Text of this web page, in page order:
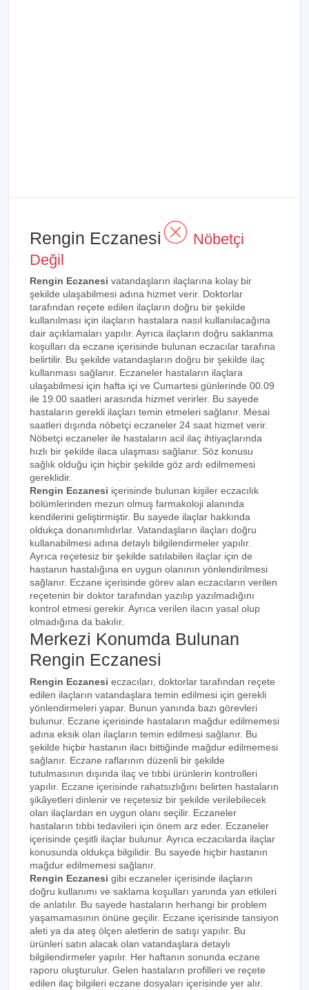
Rengin Eczanesi
Nöbetçi
Değil
Rengin Eczanesi vatandaşların ilaçlarına kolay bir
şekilde ulaşabilmesi adına hizmet verir. Doktorlar
tarafından reçete edilen ilaçların doğru bir şekilde
kullanılması için ilaçların hastalara nasıl kullanılacağına
dair açıklamaları yapılır. Ayrıca ilaçların doğru saklanma
koşulları da eczane içerisinde bulunan eczacılar tarafına
belirtilir. Bu şekilde vatandaşların doğru bir şekilde ilaç
kullanması sağlanır. Eczaneler hastaların ilaçlara
ulaşabilmesi için hafta içi ve Cumartesi günlerinde 00.09
ile 19.00 saatleri arasında hizmet verirler. Bu sayede
hastaların gerekli ilaçları temin etmeleri sağlanır. Mesai
saatleri dışında nöbetçi eczaneler 24 saat hizmet verir.
Nöbetçi eczaneler ile hastaların acil ilaç ihtiyaçlarında
hızlı bir şekilde ilaca ulaşması sağlanır. Söz konusu
sağlık olduğu için hiçbir şekilde göz ardı edilmemesi
gereklidir.
Rengin Eczanesi içerisinde bulunan kişiler eczacılık
bölümlerinden mezun olmuş farmakoloji alanında
kendilerini geliştirmiştir. Bu sayede ilaçlar hakkında
oldukça donanımlıdırlar. Vatandaşların ilaçları doğru
kullanabilmesi adına detaylı bilgilendirmeler yapılır.
Ayrıca reçetesiz bir şekilde satılabilen ilaçlar için de
hastanın hastalığına en uygun olanının yönlendirilmesi
sağlanır. Eczane içerisinde görev alan eczacıların verilen
reçetenin bir doktor tarafından yazılıp yazılmadığını
kontrol etmesi gerekir. Ayrıca verilen ilacın yasal olup
olmadığına da bakılır.
Merkezi Konumda Bulunan
Rengin Eczanesi
Rengin Eczanesi eczacıları, doktorlar tarafından reçete
edilen ilaçların vatandaşlara temin edilmesi için gerekli
yönlendirmeleri yapar. Bunun yanında bazı görevleri
bulunur. Eczane içerisinde hastaların mağdur edilmemesi
adına eksik olan ilaçların temin edilmesi sağlanır. Bu
şekilde hiçbir hastanın ilacı bittiğinde mağdur edilmemesi
sağlanır. Eczane raflarının düzenli bir şekilde
tutulmasının dışında ilaç ve tıbbi ürünlerin kontrolleri
yapılır. Eczane içerisinde rahatsızlığını belirten hastaların
şikâyetleri dinlenir ve reçetesiz bir şekilde verilebilecek
olan ilaçlardan en uygun olanı seçilir. Eczaneler
hastaların tıbbi tedavileri için önem arz eder. Eczaneler
içerisinde çeşitli ilaçlar bulunur. Ayrıca eczacılarda ilaçlar
konusunda oldukça bilgilidir. Bu sayede hiçbir hastanın
mağdur edilmemesi sağlanır.
Rengin Eczanesi gibi eczaneler içerisinde ilaçların
doğru kullanımı ve saklama koşulları yanında yan etkileri
de anlatılır. Bu sayede hastaların herhangi bir problem
yaşamamasının önüne geçilir. Eczane içerisinde tansiyon
aleti ya da ateş ölçen aletlerin de satışı yapılır. Bu
ürünleri satın alacak olan vatandaşlara detaylı
bilgilendirmeler yapılır. Her haftanın sonunda eczane
raporu oluşturulur. Gelen hastaların profilleri ve reçete
edilen ilaç bilgileri eczane dosyaları içerisinde yer alır.